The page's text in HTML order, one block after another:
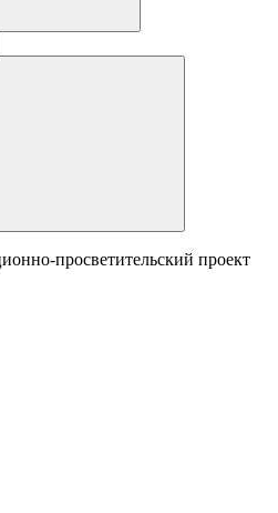
просветительский проект